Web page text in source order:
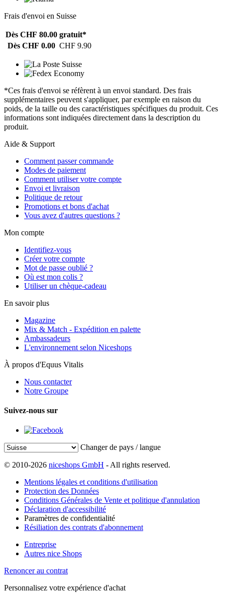
Frais d'envoi en Suisse
Dès CHF 80.00 gratuit*
Dès CHF 0.00 CHF 9.90
*Ces frais d'envoi se réfèrent à un envoi standard. Des frais
supplémentaires peuvent s'appliquer, par exemple en raison du
poids, de la taille ou des caractéristiques spécifiques du produit. Ces
informations sont indiquées directement dans la description du
produit.
Aide & Support
Comment passer commande
Modes de paiement
Comment utiliser votre compte
Envoi et livraison
Politique de retour
Promotions et bons d'achat
Vous avez d'autres questions ?
Mon compte
Identifiez-vous
Créer votre compte
Mot de passe oublié ?
Où est mon colis ?
Utiliser un chèque-cadeau
En savoir plus
Magazine
Mix & Match - Expédition en palette
Ambassadeurs
L'environnement selon Niceshops
À propos d'Equus Vitalis
Nous contacter
Notre Groupe
Suivez-nous sur
Changer de pays / langue
© 2010-2026 niceshops GmbH - All rights reserved.
Mentions légales et conditions d'utilisation
Protection des Données
Conditions Générales de Vente et politique d'annulation
Déclaration d'accessibilité
Paramètres de confidentialité
Résiliation des contrats d'abonnement
Entreprise
Autres nice Shops
Renoncer au contrat
Personnalisez votre expérience d'achat